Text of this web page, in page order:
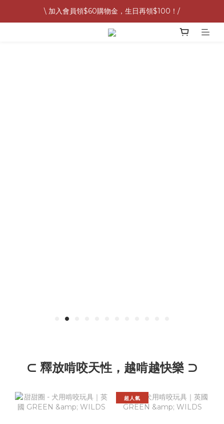
G&W 7月預購按照訂單順序提早出貨中 🚛
\ 加入會員領$60購物金，生日再領$100！/
全館滿 1,500 免運 🚚
⊂ 釋放啃咬天性，越啃越快樂 ⊃
超人氣